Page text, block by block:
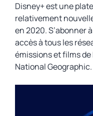
Disney+ est une
relativement
en 2020. S’abonner
accès à tous les
émissions et films de
National Geographic.